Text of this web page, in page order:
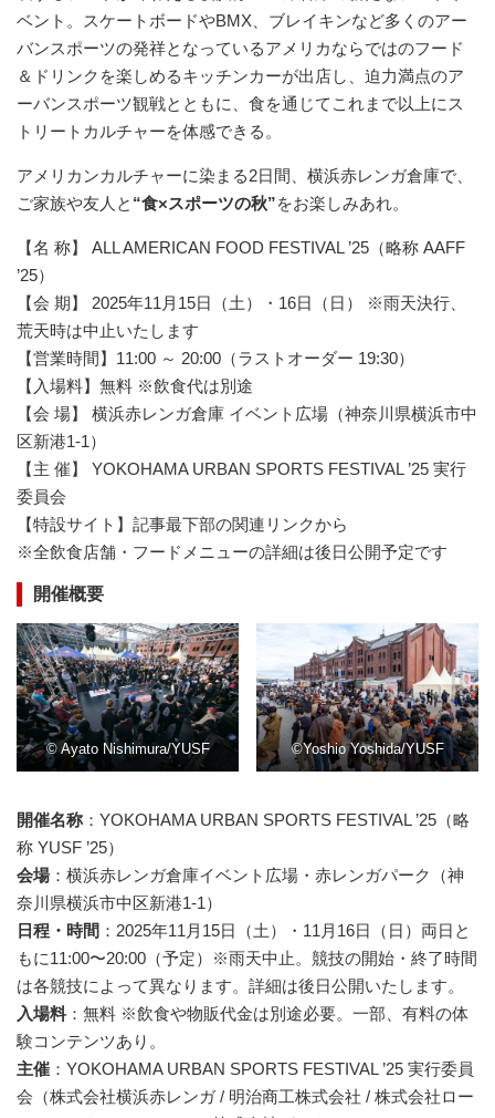
ベント。スケートボードやBMX、ブレイキンなど多くのアー
バンスポーツの発祥となっているアメリカならではのフード
＆ドリンクを楽しめるキッチンカーが出店し、迫力満点のア
ーバンスポーツ観戦とともに、食を通じてこれまで以上にス
トリートカルチャーを体感できる。
アメリカンカルチャーに染まる2日間、横浜赤レンガ倉庫で、
ご家族や友人と “食×スポーツの秋”をお楽しみあれ。
【名 称】 ALL AMERICAN FOOD FESTIVAL ’25（略称 AAFF
’25）
【会 期】 2025年11月15日（土）・16日（日） ※雨天決行、
荒天時は中止いたします
【営業時間】11:00 ～ 20:00（ラストオーダー 19:30）
【入場料】無料 ※飲食代は別途
【会 場】 横浜赤レンガ倉庫 イベント広場（神奈川県横浜市中
区新港1-1）
【主 催】 YOKOHAMA URBAN SPORTS FESTIVAL ’25 実行
委員会
【特設サイト】記事最下部の関連リンクから
※全飲食店舗・フードメニューの詳細は後日公開予定です
開催概要
© Ayato Nishimura/YUSF ©Yoshio Yoshida/YUSF
開催名称：YOKOHAMA URBAN SPORTS FESTIVAL ’25（略
称 YUSF ’25）
会場：横浜赤レンガ倉庫イベント広場・赤レンガパーク（神
奈川県横浜市中区新港1-1）
日程・時間 ：2025年11月15日（土）・11月16日（日）両日と
もに11:00〜20:00（予定）※雨天中止。競技の開始・終了時間
は各競技によって異なります。詳細は後日公開いたします。
入場料 ：無料 ※飲食や物販代金は別途必要。一部、有料の体
験コンテンツあり。
主催 ：YOKOHAMA URBAN SPORTS FESTIVAL ’25 実行委員
会（株式会社横浜赤レンガ / 明治商工株式会社 / 株式会社ロー